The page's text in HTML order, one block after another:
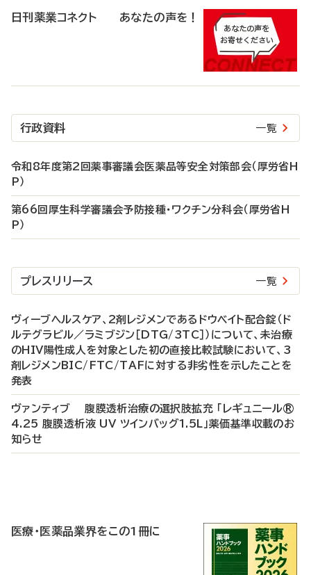
日刊薬業コネクト あなたの声を！
行政資料 一覧
令和8年度第2回薬事審議会医薬品等安全対策部会（厚労省H
P）
第66回厚生科学審議会予防接種・ワクチン分科会（厚労省H
P）
プレスリリース 一覧
ヴィーブヘルスケア、2剤レジメンであるドウベイト配合錠（ド
ルテグラビル／ラミブジン［DTG/3TC］）について、未治療
のHIV陽性成人を対象とした初の直接比較試験において、3
剤レジメンBIC/FTC/TAFに対する非劣性を示したことを
発表
ヴァンティブ 腹膜透析治療の選択肢拡充 「レギュニール®
4.25 腹膜透析液 UV ツインバッグ1.5L」薬価基準収載のお
知らせ
医療・医薬品業界をこの1冊に